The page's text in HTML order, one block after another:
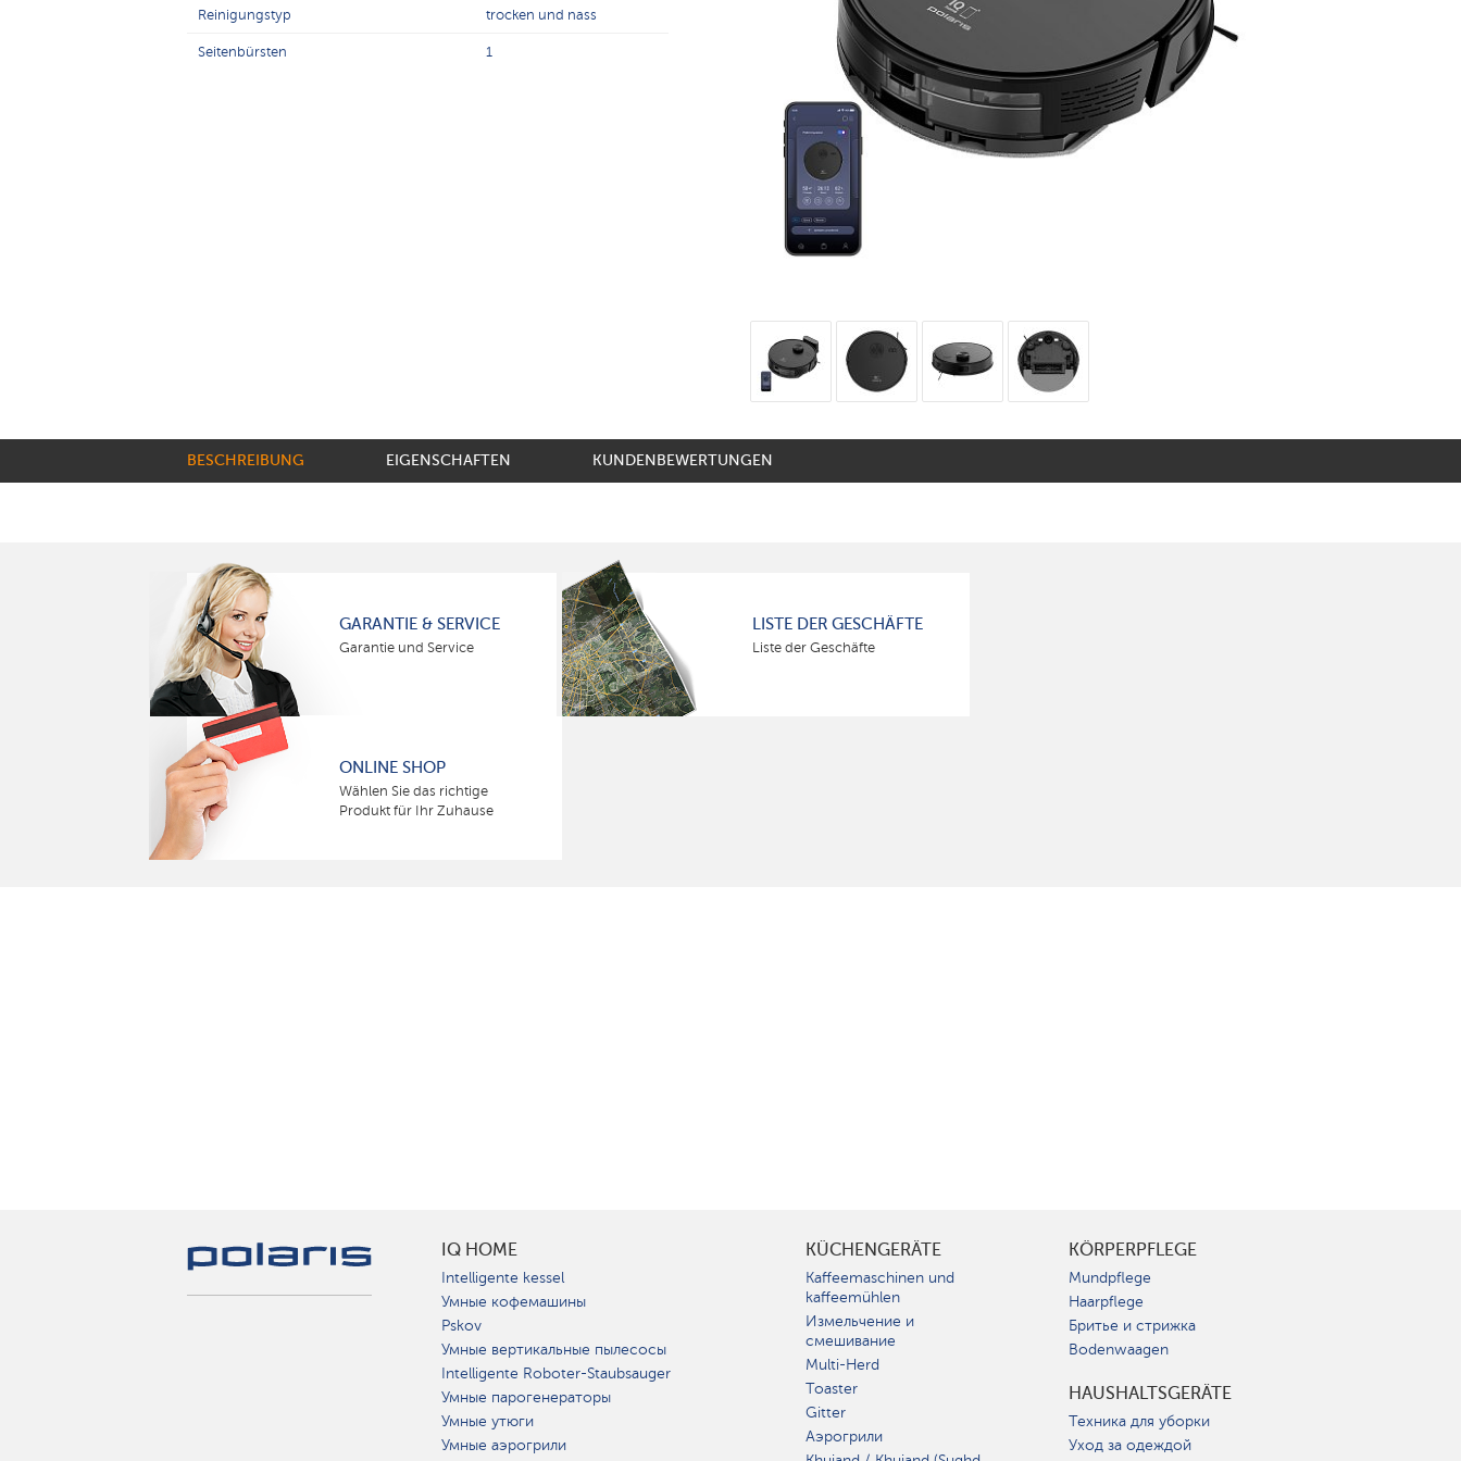
Reinigungstyp trocken und nass
Seitenbürsten 1
BESCHREIBUNG EIGENSCHAFTEN KUNDENBEWERTUNGEN
GARANTIE & SERVICE
Garantie und Service
LISTE DER GESCHÄFTE
Liste der Geschäfte
ONLINE SHOP
Wählen Sie das richtige
Produkt für Ihr Zuhause
IQ HOME
Intelligente kessel
Умные кофемашины
Pskov
Умные вертикальные пылесосы
Intelligente Roboter-Staubsauger
Умные парогенераторы
Умные утюги
Умные аэрогрили
KÜCHENGERÄTE
Kaffeemaschinen und
kaffeemühlen
Измельчение и
смешивание
Multi-Herd
Toaster
Gitter
Аэрогрили
KÖRPERPFLEGE
Mundpflege
Haarpflege
Бритье и стрижка
Bodenwaagen
HAUSHALTSGERÄTE
Техника для уборки
Уход за одеждой